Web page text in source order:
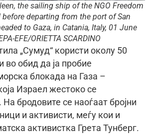
the sailing ship of the NGO Freedom
departing from the port of San
to Gaza, in Catania, Italy, 01 June
EFE/ORIETTA SCARDINO
„Сумуд“ користи околу 50
во обид да ја пробие
блокада на Газа –
Израел жестоко се
бродовите се наоѓаат бројни
и активисти, меѓу кои и
активистка Грета Тунберг.